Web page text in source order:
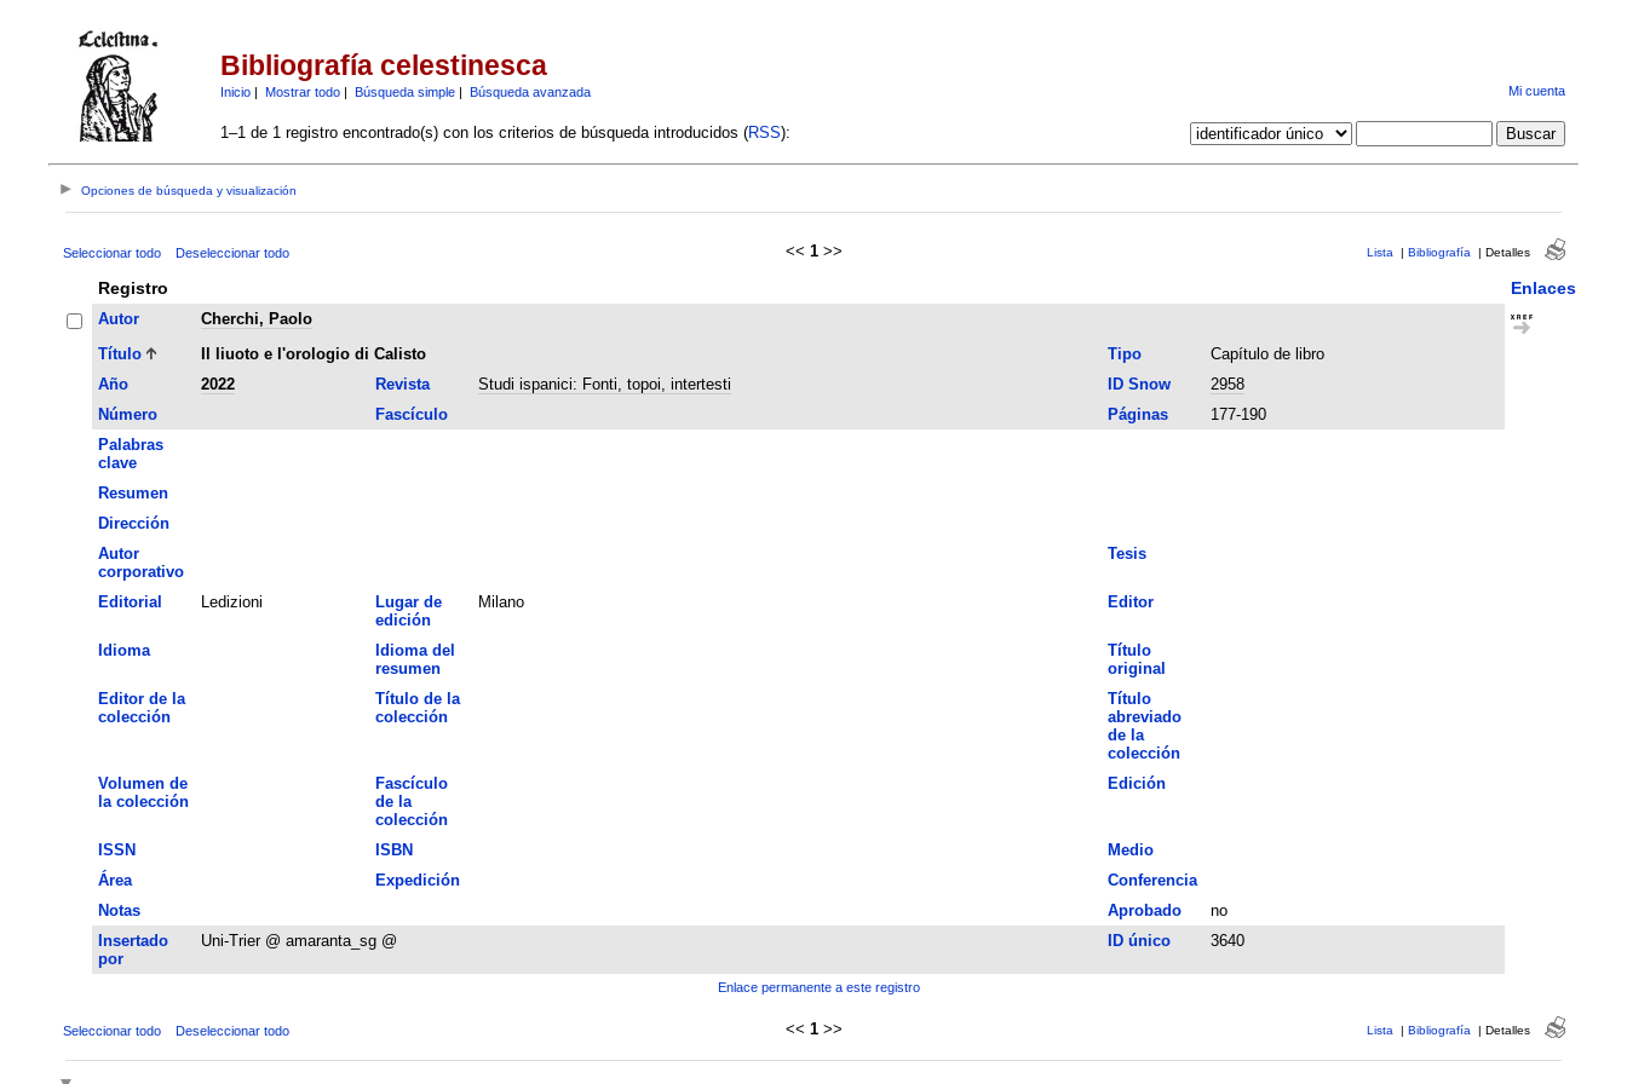
Bibliografía celestinesca
Inicio| Mostrar todo| Búsqueda simple| Búsqueda avanzada Mi cuenta
1–1 de 1 registro encontrado(s) con los criterios de búsqueda introducidos (RSS):
Opciones de búsqueda y visualización
Seleccionar todo Deseleccionar todo << 1 >> Lista | Bibliografía | Detalles
Registro Enlaces
Autor
Cherchi, Paolo
Título
Il liuoto e l'orologio di Calisto Tipo
Capítulo de libro
Año
2022 Revista Studi ispanici: Fonti, topoi, intertesti ID Snow
2958
Número
Fascículo Páginas
177-190
Palabras
clave
Resumen
Dirección
Autor
corporativo
Tesis
Editorial Ledizioni
Lugar de
edición
Milano Editor
Idioma
Idioma del
resumen
Título
original
Editor de la
colección
Título de la
colección
Título
abreviado
de la
colección
Volumen de
la colección
Fascículo
de la
colección
Edición
ISSN ISBN
Medio
Área
Expedición
Conferencia
Notas
Aprobado
no
Insertado
por
Uni-Trier @ amaranta_sg @ ID único 3640
Enlace permanente a este registro
Seleccionar todo Deseleccionar todo << 1 >> Lista | Bibliografía | Detalles